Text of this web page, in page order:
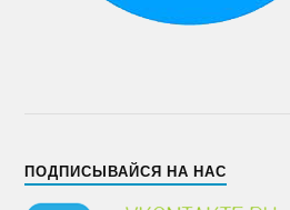
ПОДПИСЫВАЙСЯ НА НАС